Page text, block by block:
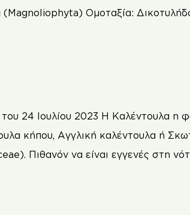
(Magnoliophyta) Ομοταξία:
24 Ιουλίου 2023 H Καλέντουλα
κήπου, Αγγλική καλέντουλα ή
Πιθανόν να είναι εγγενές στη